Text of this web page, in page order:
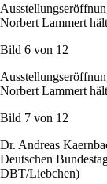
Norbert Lammert
Bild 6 von 12
Norbert Lammert
Bild 7 von 12
Dr. Andreas
Deutschen
DBT/Liebchen)